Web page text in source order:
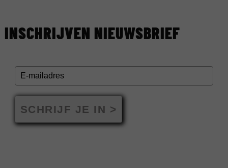
INSCHRIJVEN NIEUWSBRIEF
SCHRIJF JE IN >